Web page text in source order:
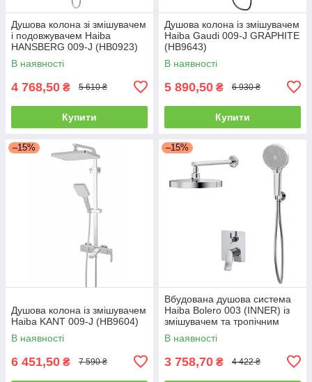
Душова колона зі змішувачем
і подовжувачем Haiba
HANSBERG 009-J (HB0923)
В наявності
4 768,50 ₴ 5 610 ₴
Купити
Душова колона із змішувачем
Haiba Gaudi 009-J GRAPHITE
(HB9643)
В наявності
5 890,50 ₴ 6 930 ₴
Купити
–15%
Душова колона із змішувачем
Haiba KANT 009-J (HB9604)
В наявності
6 451,50 ₴ 7 590 ₴
–15%
Вбудована душова система
Haiba Bolero 003 (INNER) із
змішувачем та тропічним
душем (HB9640)
В наявності
3 758,70 ₴ 4 422 ₴